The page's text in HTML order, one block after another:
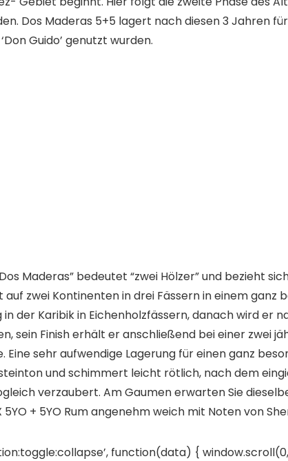
Dos Maderas 5+5 lagert nach diesen 3 Jahren
Guido’ genutzt wurden.
Maderas” bedeutet “zwei Hölzer” und bezieht
zwei Kontinenten in drei Fässern in einem
der Karibik in Eichenholzfässern, danach wird er
sein Finish erhält er anschließend bei einer zwei
sehr aufwendige Lagerung für einen ganz
und schimmert leicht rötlich, nach dem
verzaubert. Am Gaumen erwarten Sie
5YO + 5YO Rum angenehm weich mit Noten von
function(data) { window.scroll(0,